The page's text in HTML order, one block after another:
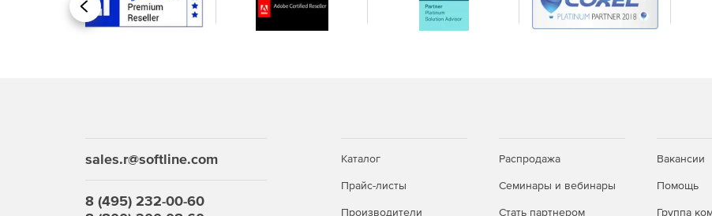
Назад
sales.r@softline.com
8 (495) 232-00-60
Каталог
Прайс-листы
Производители
Распродажа
Семинары и вебинары
Стать партнером
Вакансии
Помощь
Группа